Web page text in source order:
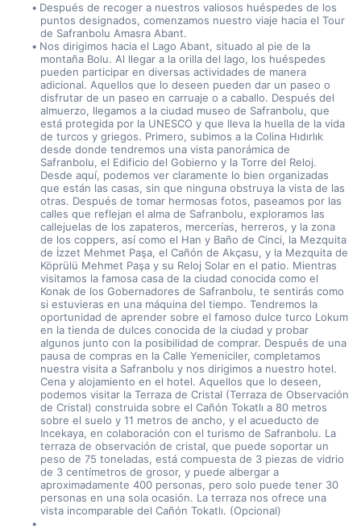
Después de recoger a nuestros valiosos huéspedes de los
puntos designados, comenzamos nuestro viaje hacia el Tour
de Safranbolu Amasra Abant.
Nos dirigimos hacia el Lago Abant, situado al pie de la
montaña Bolu. Al llegar a la orilla del lago, los huéspedes
pueden participar en diversas actividades de manera
adicional. Aquellos que lo deseen pueden dar un paseo o
disfrutar de un paseo en carruaje o a caballo. Después del
almuerzo, llegamos a la ciudad museo de Safranbolu, que
está protegida por la UNESCO y que lleva la huella de la vida
de turcos y griegos. Primero, subimos a la Colina Hıdırlık
desde donde tendremos una vista panorámica de
Safranbolu, el Edificio del Gobierno y la Torre del Reloj.
Desde aquí, podemos ver claramente lo bien organizadas
que están las casas, sin que ninguna obstruya la vista de las
otras. Después de tomar hermosas fotos, paseamos por las
calles que reflejan el alma de Safranbolu, exploramos las
callejuelas de los zapateros, mercerías, herreros, y la zona
de los coppers, así como el Han y Baño de Cinci, la Mezquita
de İzzet Mehmet Paşa, el Cañón de Akçasu, y la Mezquita de
Köprülü Mehmet Paşa y su Reloj Solar en el patio. Mientras
visitamos la famosa casa de la ciudad conocida como el
Konak de los Gobernadores de Safranbolu, te sentirás como
si estuvieras en una máquina del tiempo. Tendremos la
oportunidad de aprender sobre el famoso dulce turco Lokum
en la tienda de dulces conocida de la ciudad y probar
algunos junto con la posibilidad de comprar. Después de una
pausa de compras en la Calle Yemeniciler, completamos
nuestra visita a Safranbolu y nos dirigimos a nuestro hotel.
Cena y alojamiento en el hotel. Aquellos que lo deseen,
podemos visitar la Terraza de Cristal (Terraza de Observación
de Cristal) construida sobre el Cañón Tokatlı a 80 metros
sobre el suelo y 11 metros de ancho, y el acueducto de
Incekaya, en colaboración con el turismo de Safranbolu. La
terraza de observación de cristal, que puede soportar un
peso de 75 toneladas, está compuesta de 3 piezas de vidrio
de 3 centímetros de grosor, y puede albergar a
aproximadamente 400 personas, pero solo puede tener 30
personas en una sola ocasión. La terraza nos ofrece una
vista incomparable del Cañón Tokatlı. (Opcional)